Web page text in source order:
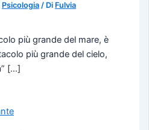
Psicologia/ Di Fulvia
più grande del mare, è
più grande del cielo,
[…]